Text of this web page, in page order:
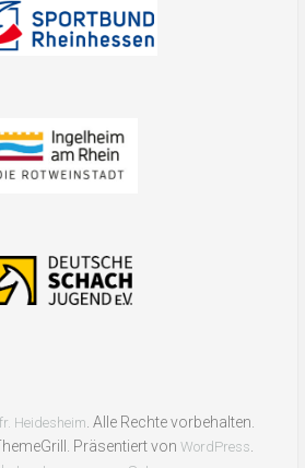
Heidesheim. Alle Rechte vorbehalten.
Präsentiert vonWordPress.